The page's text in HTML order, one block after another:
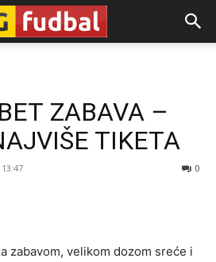
ZABAVA –
TIKETA
0
zabavom, velikom dozom sreće i